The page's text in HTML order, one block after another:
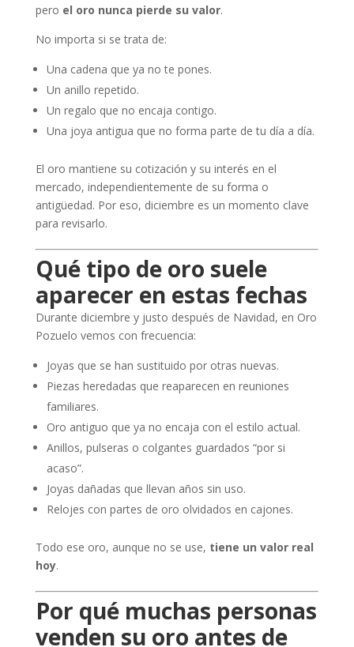
pero el oro nunca pierde su valor.
No importa si se trata de:
Una cadena que ya no te pones.
Un anillo repetido.
Un regalo que no encaja contigo.
Una joya antigua que no forma parte de tu día a día.
El oro mantiene su cotización y su interés en el
mercado, independientemente de su forma o
antigüedad. Por eso, diciembre es un momento clave
para revisarlo.
Qué tipo de oro suele
aparecer en estas fechas
Durante diciembre y justo después de Navidad, en Oro
Pozuelo vemos con frecuencia:
Joyas que se han sustituido por otras nuevas.
Piezas heredadas que reaparecen en reuniones
familiares.
Oro antiguo que ya no encaja con el estilo actual.
Anillos, pulseras o colgantes guardados “por si
acaso”.
Joyas dañadas que llevan años sin uso.
Relojes con partes de oro olvidados en cajones.
Todo ese oro, aunque no se use, tiene un valor real
hoy.
Por qué muchas personas
venden su oro antes de